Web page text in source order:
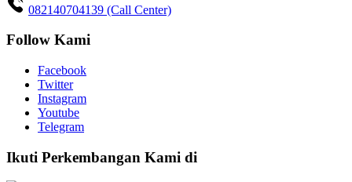
082140704139 (Call Center)
Follow Kami
Facebook
Twitter
Instagram
Youtube
Telegram
Ikuti Perkembangan Kami di